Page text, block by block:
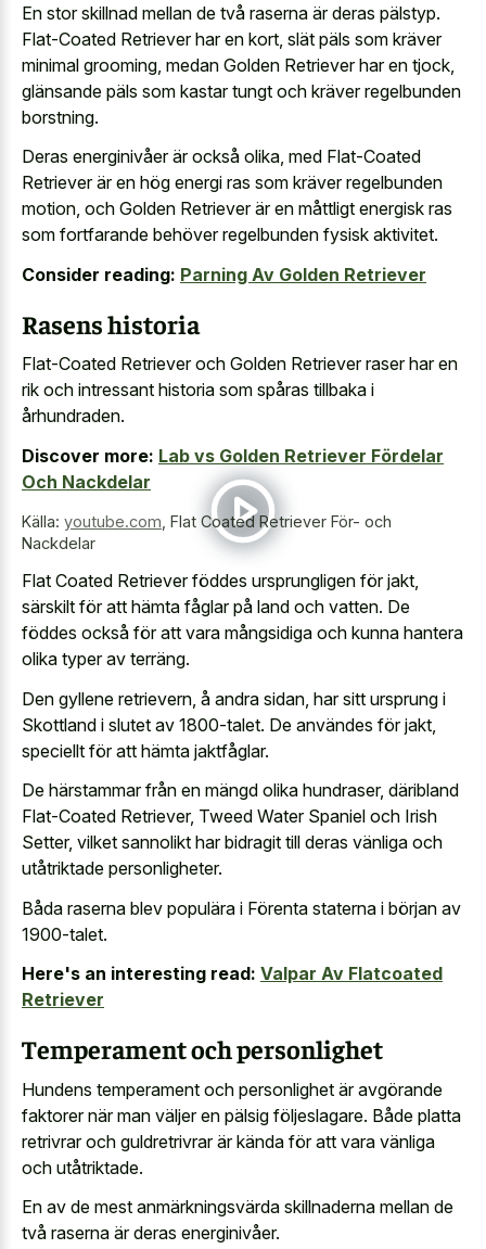
En stor skillnad mellan de två raserna är deras pälstyp.
Flat-Coated Retriever har en kort, slät päls som kräver
minimal grooming, medan Golden Retriever har en tjock,
glänsande päls som kastar tungt och kräver regelbunden
borstning.
Deras energinivåer är också olika, med Flat-Coated
Retriever är en hög energi ras som kräver regelbunden
motion, och Golden Retriever är en måttligt energisk ras
som fortfarande behöver regelbunden fysisk aktivitet.
Consider reading: Parning Av Golden Retriever
Rasens historia
Flat-Coated Retriever och Golden Retriever raser har en
rik och intressant historia som spåras tillbaka i
århundraden.
Discover more: Lab vs Golden Retriever Fördelar
Och Nackdelar
Källa: youtube.com Flat Coated Retriever För- och
Nackdelar
Flat Coated Retriever föddes ursprungligen för jakt,
särskilt för att hämta fåglar på land och vatten. De
föddes också för att vara mångsidiga och kunna hantera
olika typer av terräng.
Den gyllene retrievern, å andra sidan, har sitt ursprung i
Skottland i slutet av 1800-talet. De användes för jakt,
speciellt för att hämta jaktfåglar.
De härstammar från en mängd olika hundraser, däribland
Flat-Coated Retriever, Tweed Water Spaniel och Irish
Setter, vilket sannolikt har bidragit till deras vänliga och
utåtriktade personligheter.
Båda raserna blev populära i Förenta staterna i början av
1900-talet.
Here's an interesting read: Valpar Av Flatcoated
Retriever
Temperament och personlighet
Hundens temperament och personlighet är avgörande
faktorer när man väljer en pälsig följeslagare. Både platta
retrivrar och guldretrivrar är kända för att vara vänliga
och utåtriktade.
En av de mest anmärkningsvärda skillnaderna mellan de
två raserna är deras energinivåer.